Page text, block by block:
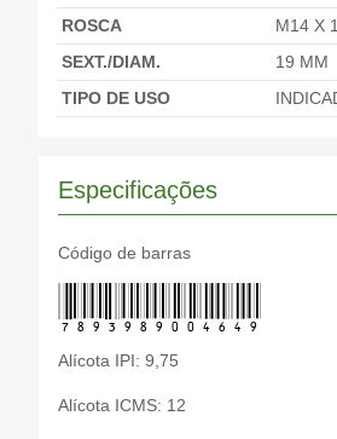
ROSCA
M14 X
SEXT./DIAM.
19 MM
TIPO DE USO
Especificações
Código de barras
7893989004649
Alícota IPI: 9,75
Alícota ICMS: 12